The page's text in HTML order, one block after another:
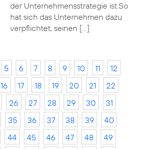
der Unternehmensstrategie ist.So
hat sich das Unternehmen dazu
verpflichtet, seinen […]
5 6 7 8 9 10 11
12
16 17 18 19 20 21
22
26 27 28 29 30
31
35 36 37 38 39
40
44 45 46 47 48
49